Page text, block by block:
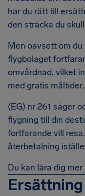
har du rätt till
den sträcka du
Men oavsett om
flygbolaget
omvårdnad, vilket
med gratis
(EG) nr 261 säger
flygning till din
fortfarande vill
återbetalning
Du kan lära dig mer